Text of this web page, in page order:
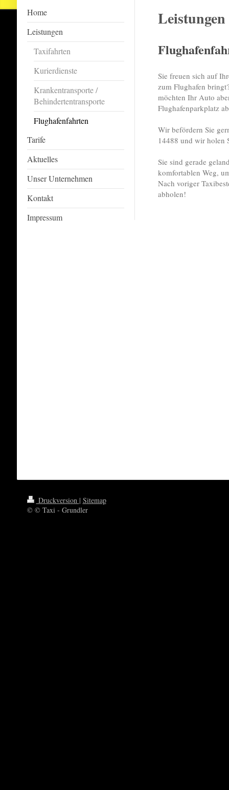
Home
Leistungen
Taxifahrten
Kurierdienste
Krankentransporte /
Behindertentransporte
Flughafenfahrten
Tarife
Aktuelles
Unser Unternehmen
Kontakt
Impressum
Leistungen
Sie freuen sich auf
zum Flughafen
möchten Ihr Auto
Flughafenparkplatz
Wir befördern Sie
14488 und wir holen
Sie sind gerade
komfortablen Weg,
Nach voriger
abholen!
Druckversion | Sitemap
© © Taxi - Grundler